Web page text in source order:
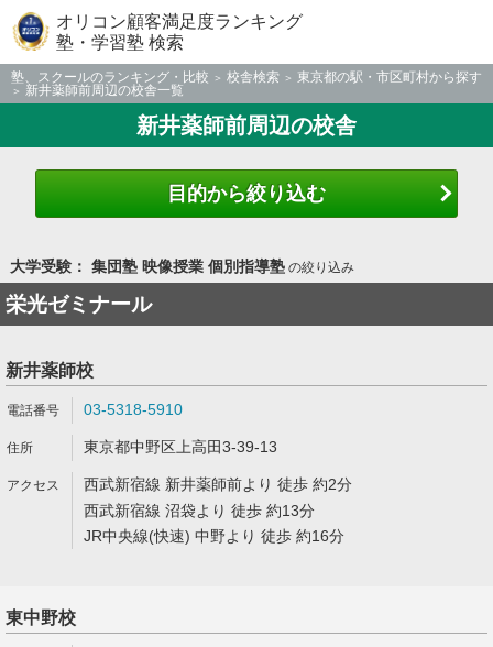
オリコン顧客満足度ランキング
塾・学習塾 検索
塾、スクールのランキング・比較 校舎検索
東京都の駅・市区町村から探す
新井薬師前周辺の校舎一覧
新井薬師前周辺の校舎
目的から絞り込む
大学受験： 集団塾 映像授業 個別指導塾の絞り込み
栄光ゼミナール
新井薬師校
03-5318-5910
東京都中野区上高田3-39-13
西武新宿線 新井薬師前より 徒歩 約2分
西武新宿線 沼袋より 徒歩 約13分
JR中央線(快速) 中野より 徒歩 約16分
東中野校